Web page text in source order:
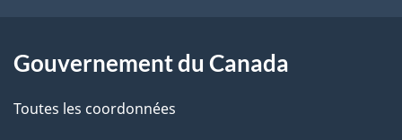
d
e
site
Gouvernement du Canada
Toutes les coordonnées